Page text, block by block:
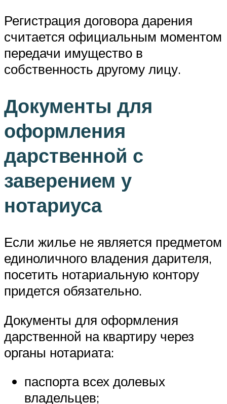
Регистрация договора дарения
считается официальным моментом
передачи имущество в
собственность другому лицу.
Документы для
оформления
дарственной с
заверением у
нотариуса
Если жилье не является предметом
единоличного владения дарителя,
посетить нотариальную контору
придется обязательно.
Документы для оформления
дарственной на квартиру через
органы нотариата:
паспорта всех долевых
владельцев;